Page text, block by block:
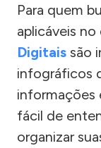
Para quem
aplicáveis no
Digitais são
infográficos
informações
fácil de
organizar